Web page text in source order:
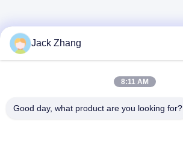
Jack Zhang
8:11 AM
Good day, what product are you looking for?